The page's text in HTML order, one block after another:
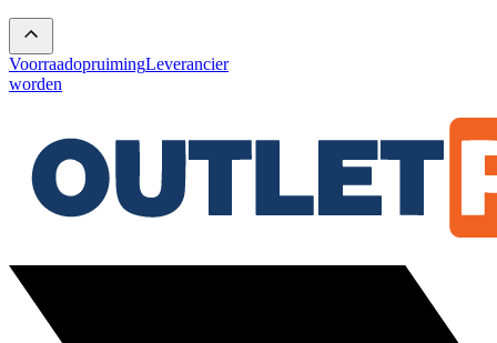
VoorraadopruimingLeverancier
worden